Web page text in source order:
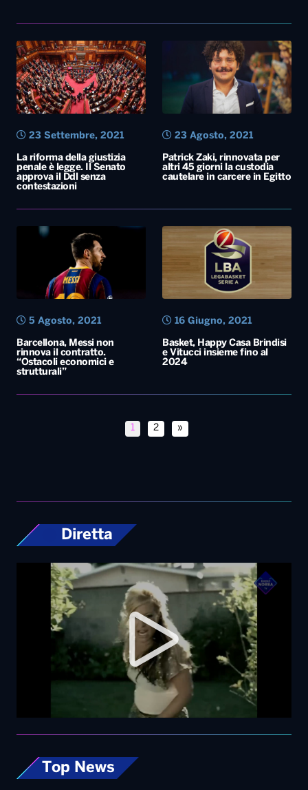
La riforma della giustizia
penale è legge. Il Senato
approva il Ddl senza
contestazioni
23 Settembre, 2021
Patrick Zaki, rinnovata per
altri 45 giorni la custodia
cautelare in carcere in Egitto
23 Agosto, 2021
Barcellona, Messi non
rinnova il contratto.
“Ostacoli economici e
strutturali”
5 Agosto, 2021
Basket, Happy Casa Brindisi
e Vitucci insieme fino al
2024
16 Giugno, 2021
1 2 »
Diretta
Top News